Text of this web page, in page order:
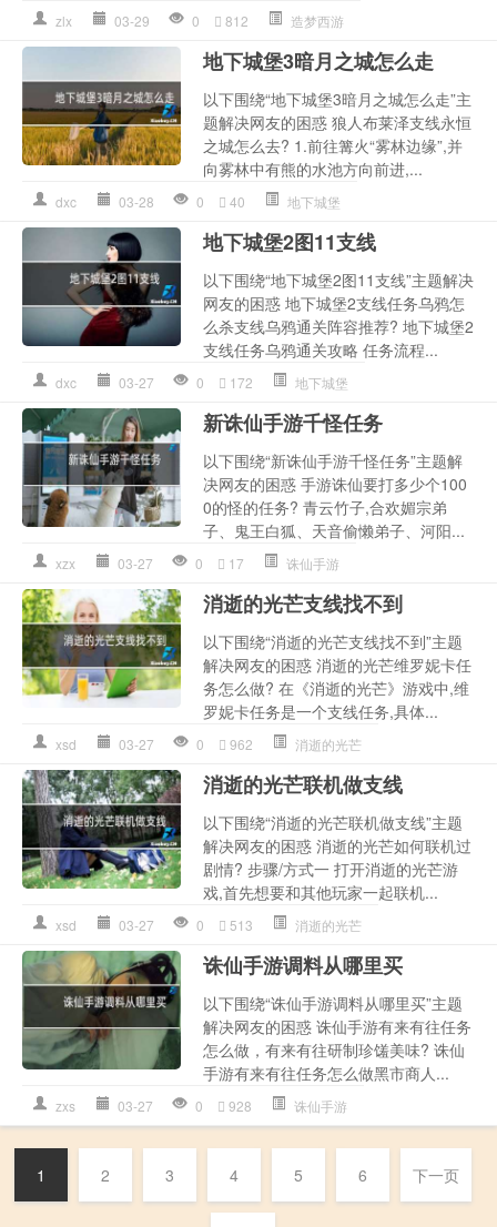
zlx 03-29 0 812 造梦西游
地下城堡3暗月之城怎么走
以下围绕“地下城堡3暗月之城怎么走”主
题解决网友的困惑 狼人布莱泽支线永恒
之城怎么去? 1.前往篝火“雾林边缘”,并
向雾林中有熊的水池方向前进,...
dxc 03-28 0 40 地下城堡
地下城堡2图11支线
以下围绕“地下城堡2图11支线”主题解决
网友的困惑 地下城堡2支线任务乌鸦怎
么杀支线乌鸦通关阵容推荐? 地下城堡2
支线任务乌鸦通关攻略 任务流程...
dxc 03-27 0 172 地下城堡
新诛仙手游千怪任务
以下围绕“新诛仙手游千怪任务”主题解
决网友的困惑 手游诛仙要打多少个100
0的怪的任务? 青云竹子,合欢媚宗弟
子、鬼王白狐、天音偷懒弟子、河阳...
xzx 03-27 0 17 诛仙手游
消逝的光芒支线找不到
以下围绕“消逝的光芒支线找不到”主题
解决网友的困惑 消逝的光芒维罗妮卡任
务怎么做? 在《消逝的光芒》游戏中,维
罗妮卡任务是一个支线任务,具体...
xsd 03-27 0 962 消逝的光芒
消逝的光芒联机做支线
以下围绕“消逝的光芒联机做支线”主题
解决网友的困惑 消逝的光芒如何联机过
剧情? 步骤/方式一 打开消逝的光芒游
戏,首先想要和其他玩家一起联机...
xsd 03-27 0 513 消逝的光芒
诛仙手游调料从哪里买
以下围绕“诛仙手游调料从哪里买”主题
解决网友的困惑 诛仙手游有来有往任务
怎么做，有来有往研制珍馐美味? 诛仙
手游有来有往任务怎么做黑市商人...
zxs 03-27 0 928 诛仙手游
1 2 3 4 5 6 下一页